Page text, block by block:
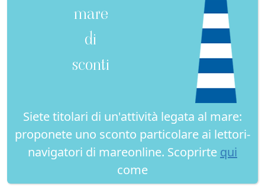
mare
di
sconti
Siete titolari di un'attività legata al mare:
proponete uno sconto particolare ai lettori-
navigatori di mareonline. Scoprirte qui
come